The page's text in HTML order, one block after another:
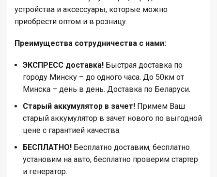
устройства и аксессуары, которые можно
приобрести оптом и в розницу.
Преимущества сотрудничества с нами:
ЭКСПРЕСС доставка! Быстрая доставка по
городу Минску – до одного часа. До 50км от
Минска – день в день. Доставка по Беларуси.
Старый аккумулятор в зачет! Примем Ваш
старый аккумулятор в зачет нового по выгодной
цене с гарантией качества.
БЕСПЛАТНО! Бесплатно доставим, бесплатно
установим на авто, бесплатно проверим стартер
и генератор.